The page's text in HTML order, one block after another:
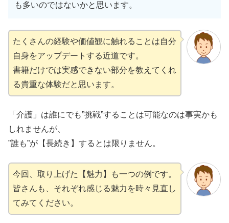
も多いのではないかと思います。
たくさんの経験や価値観に触れることは自分
自身をアップデートする近道です。
書籍だけでは実感できない部分を教えてくれ
る貴重な体験だと思います。
「介護」は誰にでも”挑戦”することは可能なのは事実かも
しれませんが、
”誰も”が【長続き】するとは限りません。
今回、取り上げた【魅力】も一つの例です。
皆さんも、それぞれ感じる魅力を時々見直し
てみてください。